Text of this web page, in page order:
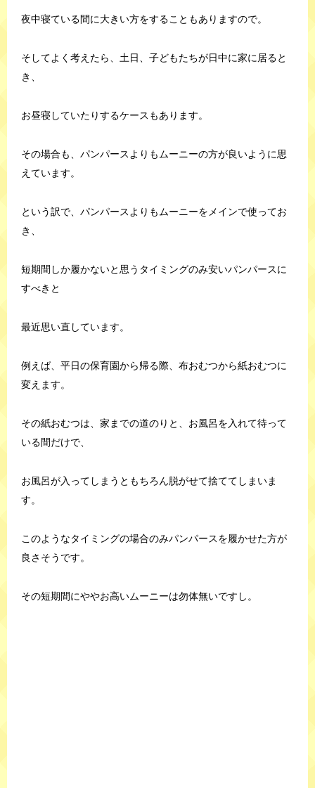
夜中寝ている間に大きい方をすることもありますので。
そしてよく考えたら、土日、子どもたちが日中に家に居ると
き、
お昼寝していたりするケースもあります。
その場合も、パンパースよりもムーニーの方が良いように思
えています。
という訳で、パンパースよりもムーニーをメインで使ってお
き、
短期間しか履かないと思うタイミングのみ安いパンパースに
すべきと
最近思い直しています。
例えば、平日の保育園から帰る際、布おむつから紙おむつに
変えます。
その紙おむつは、家までの道のりと、お風呂を入れて待って
いる間だけで、
お風呂が入ってしまうともちろん脱がせて捨ててしまいま
す。
このようなタイミングの場合のみパンパースを履かせた方が
良さそうです。
その短期間にややお高いムーニーは勿体無いですし。